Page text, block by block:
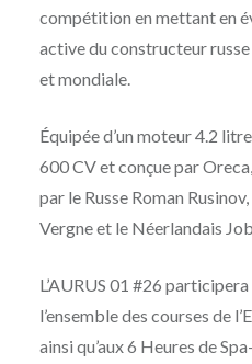
compétition en mettant en
active du constructeur
et mondiale.
Équipée d’un moteur 4.2
600 CV et conçue par
par le Russe Roman
Vergne et le Néerlandais
L’AURUS 01 #26
l’ensemble des courses de
ainsi qu’aux 6 Heures de